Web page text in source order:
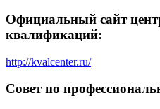
Официальный сайт
квалификаций:
http://kvalcenter.ru/
Совет по